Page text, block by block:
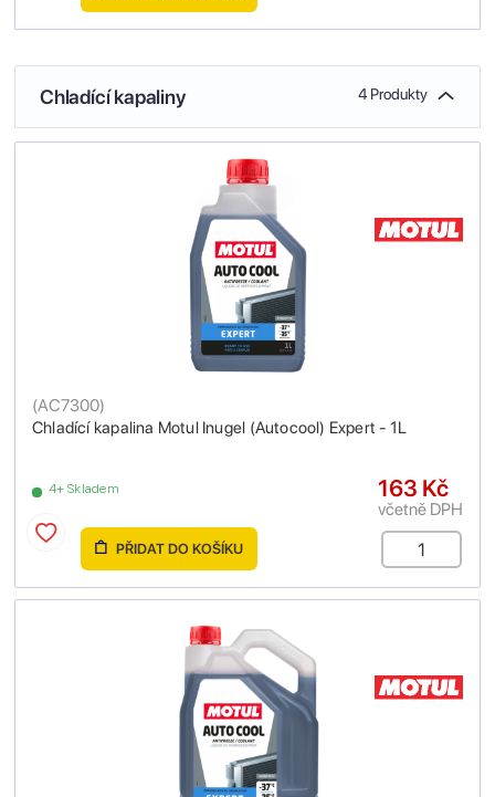
Chladící kapaliny 4 Produkty
Chladící kapalina Motul Inugel (Autocool) Expert - 1L
(AC7300)
4+ Skladem 163 Kč
včetně DPH
PŘIDAT DO KOŠÍKU